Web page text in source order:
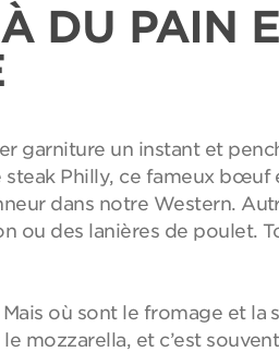
DU PAIN
garniture un instant et
Philly, ce fameux bœuf
dans notre Western.
ou des lanières de poulet.
où sont le fromage et
le mozzarella, et c’est